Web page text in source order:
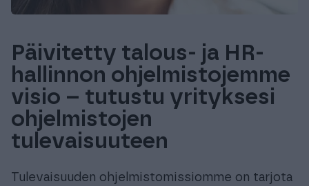
Päivitetty talous- ja HR-
hallinnon ohjelmistojemme
visio – tutustu yrityksesi
ohjelmistojen
tulevaisuuteen
Tulevaisuuden ohjelmistomissiomme on tarjota